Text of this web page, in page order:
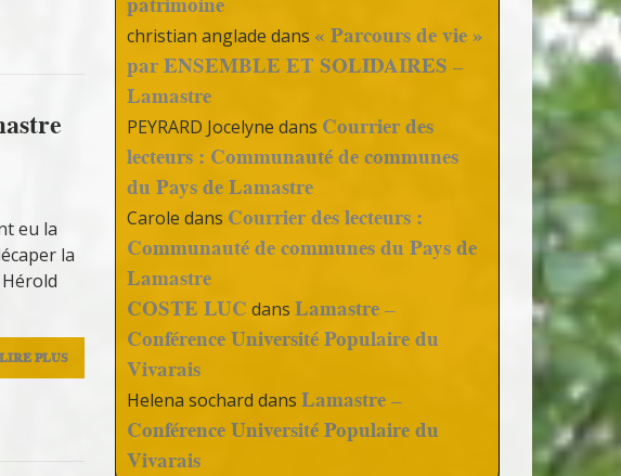
eu la
la
LIRE PLUS
christian anglade dans « Parcours de vie »
par ENSEMBLE ET SOLIDAIRES –
Lamastre
PEYRARD Jocelyne dans Courrier des
lecteurs : Communauté de communes
du Pays de Lamastre
Carole dans Courrier des lecteurs :
Communauté de communes du Pays de
Lamastre
COSTE LUC dansLamastre –
Conférence Université Populaire du
Vivarais
Helena sochard dansLamastre –
Conférence Université Populaire du
Vivarais